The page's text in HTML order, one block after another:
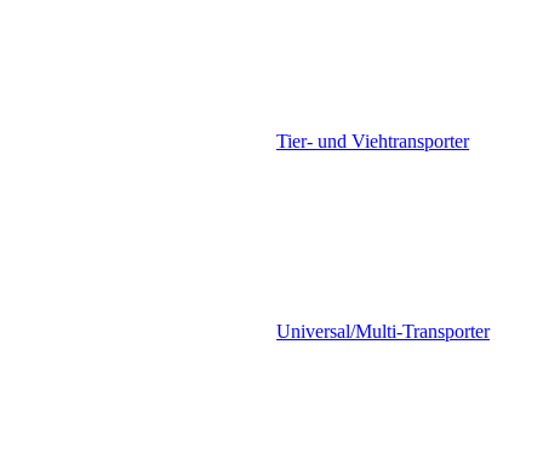
Tier- und Viehtransporter
Universal/Multi-Transporter